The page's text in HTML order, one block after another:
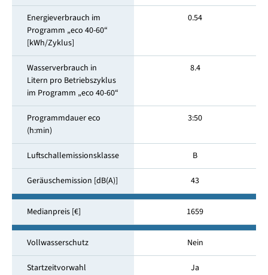
Energieverbrauch im
Programm „eco 40-60“
[kWh/Zyklus]
0.54
Wasserverbrauch in
Litern pro Betriebszyklus
im Programm „eco 40-60“
8.4
Programmdauer eco
(h:min)
3:50
Luftschallemissionsklasse B
Geräuschemission [dB(A)] 43
Medianpreis [€] 1659
Vollwasserschutz Nein
Startzeitvorwahl Ja